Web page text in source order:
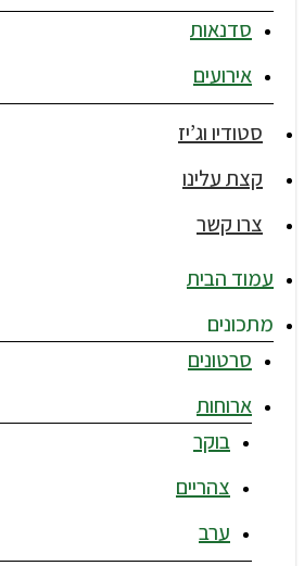
סדנאות
אירועים
סטודיו וג’יז
קצת עלינו
צרו קשר
עמוד הבית
מתכונים
סרטונים
ארוחות
בוקר
צהריים
ערב